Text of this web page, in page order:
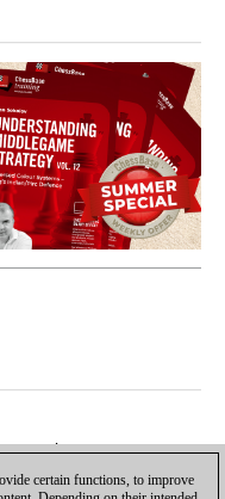
sobre nuestros
certain functions, to improve